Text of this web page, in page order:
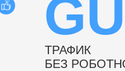
ТРАФИК
БЕЗ